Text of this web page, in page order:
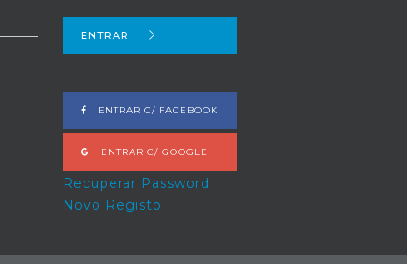
ENTRAR
ENTRAR C/ FACEBOOK
ENTRAR C/ GOOGLE
Recuperar Password
Novo Registo